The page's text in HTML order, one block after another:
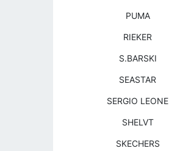
PUMA
RIEKER
S.BARSKI
SEASTAR
SERGIO LEONE
SHELVT
SKECHERS